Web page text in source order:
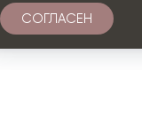
СОГЛАСЕН